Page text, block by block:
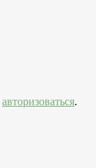
авторизоваться.